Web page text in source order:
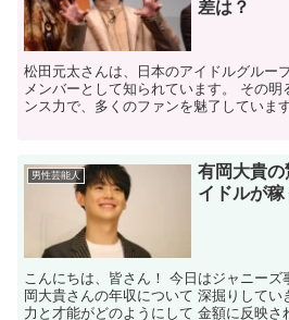
差は？
松田元太さんは、日本のアイドルグルー
メンバーとして知られています。 ​その
ンス力で、多くのファンを魅了していま
男性芸能人
有岡大貴
イドルが稼
こんにちは、皆さん！ 今日はジャニー
岡大貴さんの年収について 深掘りして
力と才能がどのようにして 金額に反映さ